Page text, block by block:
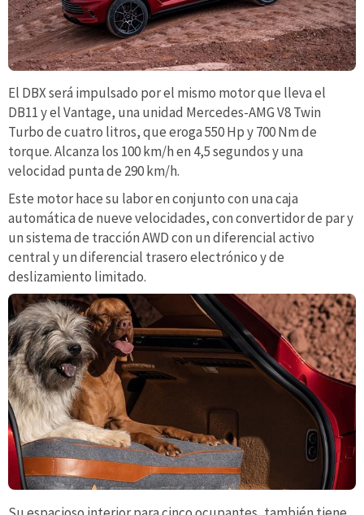
El DBX será impulsado por el mismo motor que lleva el
DB11 y el Vantage, una unidad Mercedes-AMG V8 Twin
Turbo de cuatro litros, que eroga 550 Hp y 700 Nm de
torque. Alcanza los 100 km/h en 4,5 segundos y una
velocidad punta de 290 km/h.
Este motor hace su labor en conjunto con una caja
automática de nueve velocidades, con convertidor de par y
un sistema de tracción AWD con un diferencial activo
central y un diferencial trasero electrónico y de
deslizamiento limitado.